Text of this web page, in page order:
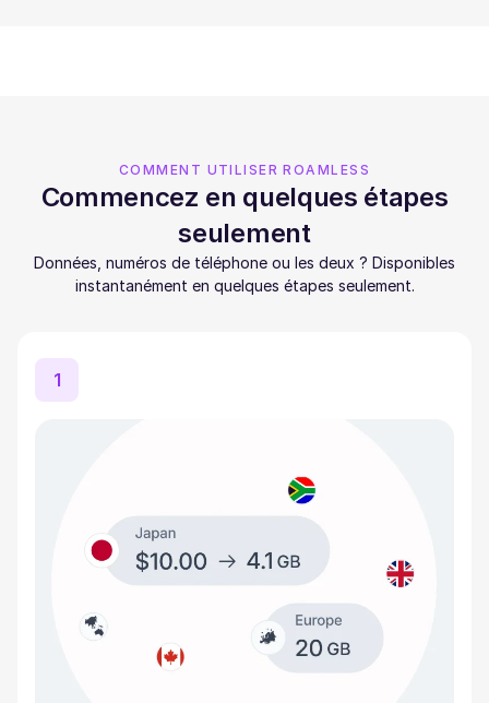
COMMENT UTILISER ROAMLESS
Commencez en quelques étapes
seulement
Données, numéros de téléphone ou les deux ? Disponibles
instantanément en quelques étapes seulement.
1